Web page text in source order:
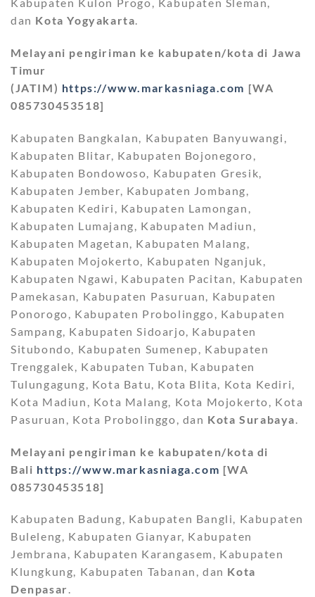
dan Kota Yogyakarta.
Melayani pengiriman ke kabupaten/kota di Jawa
Timur
(JATIM) https://www.markasniaga.com [WA
085730453518]
Kabupaten Bangkalan, Kabupaten Banyuwangi,
Kabupaten Blitar, Kabupaten Bojonegoro,
Kabupaten Bondowoso, Kabupaten Gresik,
Kabupaten Jember, Kabupaten Jombang,
Kabupaten Kediri, Kabupaten Lamongan,
Kabupaten Lumajang, Kabupaten Madiun,
Kabupaten Magetan, Kabupaten Malang,
Kabupaten Mojokerto, Kabupaten Nganjuk,
Kabupaten Ngawi, Kabupaten Pacitan, Kabupaten
Pamekasan, Kabupaten Pasuruan, Kabupaten
Ponorogo, Kabupaten Probolinggo, Kabupaten
Sampang, Kabupaten Sidoarjo, Kabupaten
Situbondo, Kabupaten Sumenep, Kabupaten
Trenggalek, Kabupaten Tuban, Kabupaten
Tulungagung, Kota Batu, Kota Blita, Kota Kediri,
Kota Madiun, Kota Malang, Kota Mojokerto, Kota
Pasuruan, Kota Probolinggo, dan Kota Surabaya.
Melayani pengiriman ke kabupaten/kota di
Bali https://www.markasniaga.com [WA
085730453518]
Kabupaten Badung, Kabupaten Bangli, Kabupaten
Buleleng, Kabupaten Gianyar, Kabupaten
Jembrana, Kabupaten Karangasem, Kabupaten
Klungkung, Kabupaten Tabanan, dan Kota
Denpasar .